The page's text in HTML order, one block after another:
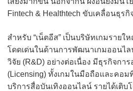
Fintech & Healthtech ขับเคลื่อนธุร
สำหรับ “เน็ตอีส” เป็นบริษัทเกมราย
โดดเด่นในด้านการพัฒนาเกมออนไ
วิจัย (R&D) อย่างต่อเนื่อง มีธุรกิจกา
(Licensing) ทั้งเกมในมือถือและคอม
บริการสื่อบันเทิงออนไลน์ รายได้เติบ